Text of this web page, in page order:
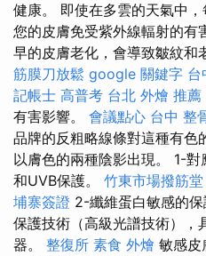
健康。 即使在多雲的天氣中
您的皮膚免受紫外線輻射的有
早的皮膚老化，會導致皺紋和
筋膜刀放鬆 google 關鍵字 台
記帳士 高普考 台北 外燴 推薦
有害影響。 會議點心 台中 整
品牌的反粗略線條對這種有色
以膚色的兩種陰影出現。 1-
和UVB保護。 竹東市場撥筋堂
埔寨簽證 2-纖維蛋白敏感的
保護技術（高級光譜技術），
器。 整復所 素食 外燴 敏感皮